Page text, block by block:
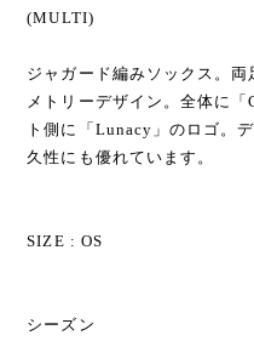
(MULTI)
ジャガード編みソックス。
メトリーデザイン。全体に
ト側に「Lunacy」のロゴ。
久性にも優れています。
SIZE : OS
シーズン